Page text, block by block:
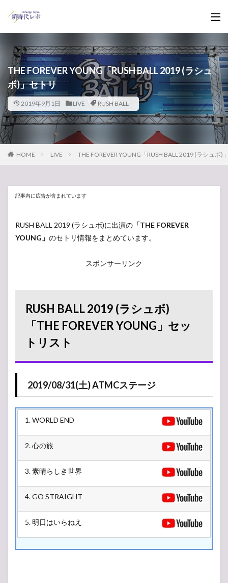
THE FOREVER YOUNG「RUSH BALL 2019 (ラシュ
ボ)」セトリ
2019年9月1日 LIVE RUSH BALL
HOME LIVE THE FOREVER YOUNG「RUSH BALL 2019 (ラシュボ)
記事内に広告が含まれています
RUSH BALL 2019 (ラシュボ)に出演の 「THE FOREVER
YOUNG」 のセトリ情報をまとめています。
スポンサーリンク
RUSH BALL 2019 (ラシュボ)
「THE FOREVER YOUNG」セッ
トリスト
2019/08/31(土) ATMCステージ
1. WORLD END
2. 心の旅
3. 素晴らしき世界
4. GO STRAIGHT
5. 明日はいらねえ